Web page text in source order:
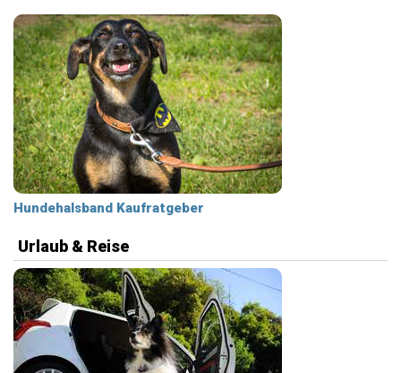
Hundehalsband Kaufratgeber
Urlaub & Reise